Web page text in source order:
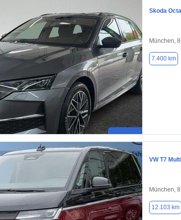
Skoda
München,
7.400 km
VW T7
München,
12.103 km